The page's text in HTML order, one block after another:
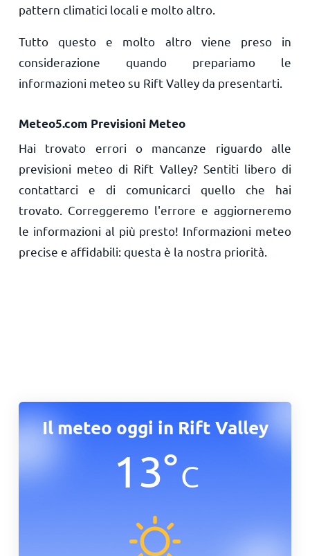
pattern climatici locali e molto altro.
Tutto questo e molto altro viene preso in
considerazione quando prepariamo le
informazioni meteo su Rift Valley da presentarti.
Meteo5.com Previsioni Meteo
Hai trovato errori o mancanze riguardo alle
previsioni meteo di Rift Valley? Sentiti libero di
contattarci e di comunicarci quello che hai
trovato. Correggeremo l'errore e aggiorneremo
le informazioni al più presto! Informazioni meteo
precise e affidabili: questa è la nostra priorità.
Il meteo oggi in Rift Valley
13°C